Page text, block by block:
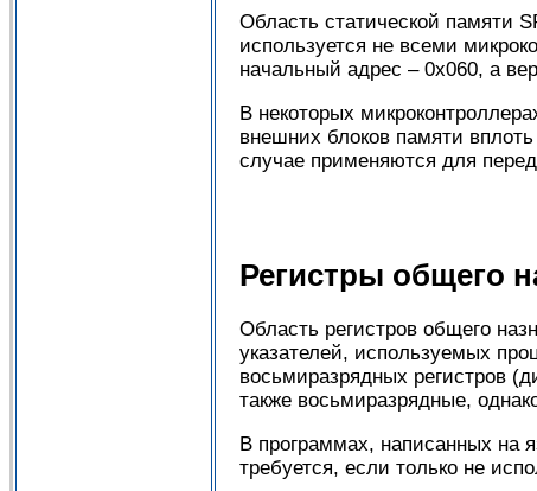
Область статической памяти
используется не всеми
начальный адрес – 0x060, а
В некоторых
внешних блоков памяти
случае применяются для
Регистры общего
Область регистров общего
указателей, используемых
восьмиразрядных регистров
также восьмиразрядные,
В программах, написанных на
требуется, если только не